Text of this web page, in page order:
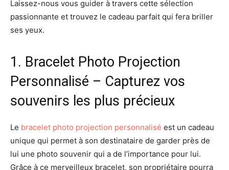
Laissez-nous vous guider à travers cette sélection
passionnante et trouvez le cadeau parfait qui fera briller
ses yeux.
1. Bracelet Photo Projection
Personnalisé – Capturez vos
souvenirs les plus précieux
Le bracelet photo projection personnalisé est un cadeau
unique qui permet à son destinataire de garder près de
lui une photo souvenir qui a de l’importance pour lui.
Grâce à ce merveilleux bracelet, son propriétaire pourra